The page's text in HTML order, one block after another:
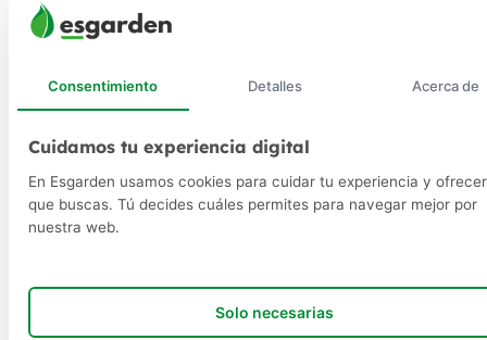
Consentimiento Detalles Acerca de
Cuidamos tu experiencia digital
En Esgarden usamos cookies para cuidar tu experiencia y
que buscas. Tú decides cuáles permites para navegar mejor por
nuestra web.
Solo necesarias